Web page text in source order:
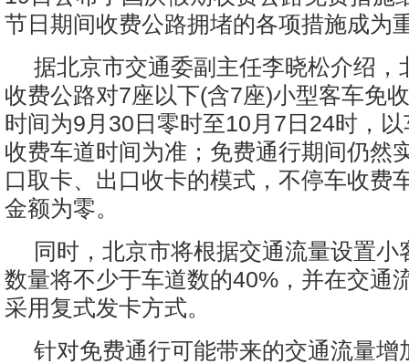
节日期间收费公路拥堵的各项措施成为
据北京市交通委副主任李晓松介绍，
收费公路对7座以下(含7座)小型客车免
时间为9月30日零时至10月7日24时，
收费车道时间为准；免费通行期间仍然
口取卡、出口收卡的模式，不停车收费
金额为零。
同时，北京市将根据交通流量设置小
数量将不少于车道数的40%，并在交通
采用复式发卡方式。
针对免费通行可能带来的交通流量增